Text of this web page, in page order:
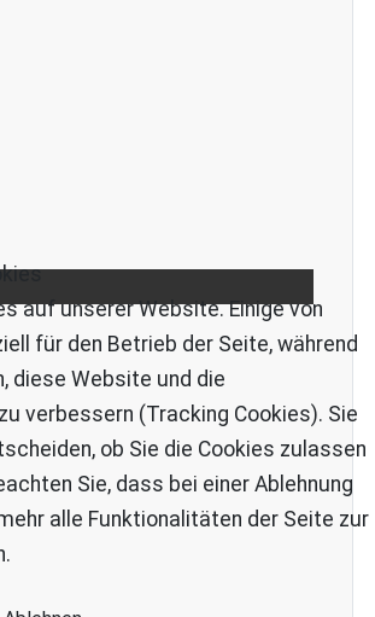
auf unserer Website. Einige von
für den Betrieb der Seite, während
diese Website und die
verbessern (Tracking Cookies). Sie
ob Sie die Cookies zulassen
Sie, dass bei einer Ablehnung
alle Funktionalitäten der Seite zur